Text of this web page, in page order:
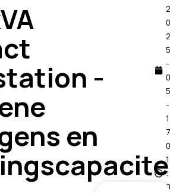
-
en
2
0
2
5
-
0
5
-
1
7
0
1
:
0